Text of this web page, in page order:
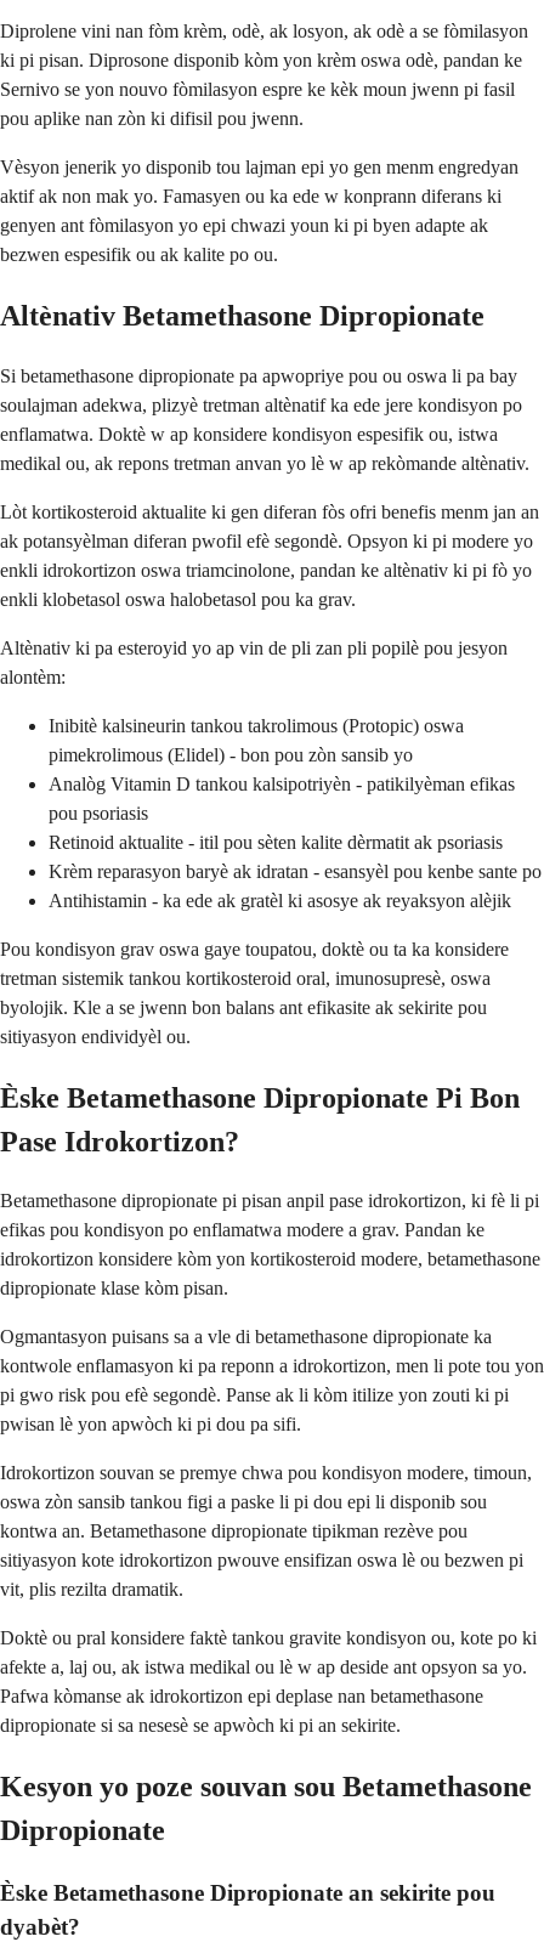
Diprolene vini nan fòm krèm, odè, ak losyon, ak odè a se fòmilasyon
ki pi pisan. Diprosone disponib kòm yon krèm oswa odè, pandan ke
Sernivo se yon nouvo fòmilasyon espre ke kèk moun jwenn pi fasil
pou aplike nan zòn ki difisil pou jwenn.
Vèsyon jenerik yo disponib tou lajman epi yo gen menm engredyan
aktif ak non mak yo. Famasyen ou ka ede w konprann diferans ki
genyen ant fòmilasyon yo epi chwazi youn ki pi byen adapte ak
bezwen espesifik ou ak kalite po ou.
Altènativ Betamethasone Dipropionate
Si betamethasone dipropionate pa apwopriye pou ou oswa li pa bay
soulajman adekwa, plizyè tretman altènatif ka ede jere kondisyon po
enflamatwa. Doktè w ap konsidere kondisyon espesifik ou, istwa
medikal ou, ak repons tretman anvan yo lè w ap rekòmande altènativ.
Lòt kortikosteroid aktualite ki gen diferan fòs ofri benefis menm jan an
ak potansyèlman diferan pwofil efè segondè. Opsyon ki pi modere yo
enkli idrokortizon oswa triamcinolone, pandan ke altènativ ki pi fò yo
enkli klobetasol oswa halobetasol pou ka grav.
Altènativ ki pa esteroyid yo ap vin de pli zan pli popilè pou jesyon
alontèm:
Inibitè kalsineurin tankou takrolimous (Protopic) oswa
pimekrolimous (Elidel) - bon pou zòn sansib yo
Analòg Vitamin D tankou kalsipotriyèn - patikilyèman efikas
pou psoriasis
Retinoid aktualite - itil pou sèten kalite dèrmatit ak psoriasis
Krèm reparasyon baryè ak idratan - esansyèl pou kenbe sante po
Antihistamin - ka ede ak gratèl ki asosye ak reyaksyon alèjik
Pou kondisyon grav oswa gaye toupatou, doktè ou ta ka konsidere
tretman sistemik tankou kortikosteroid oral, imunosupresè, oswa
byolojik. Kle a se jwenn bon balans ant efikasite ak sekirite pou
sitiyasyon endividyèl ou.
Èske Betamethasone Dipropionate Pi Bon
Pase Idrokortizon?
Betamethasone dipropionate pi pisan anpil pase idrokortizon, ki fè li pi
efikas pou kondisyon po enflamatwa modere a grav. Pandan ke
idrokortizon konsidere kòm yon kortikosteroid modere, betamethasone
dipropionate klase kòm pisan.
Ogmantasyon puisans sa a vle di betamethasone dipropionate ka
kontwole enflamasyon ki pa reponn a idrokortizon, men li pote tou yon
pi gwo risk pou efè segondè. Panse ak li kòm itilize yon zouti ki pi
pwisan lè yon apwòch ki pi dou pa sifi.
Idrokortizon souvan se premye chwa pou kondisyon modere, timoun,
oswa zòn sansib tankou figi a paske li pi dou epi li disponib sou
kontwa an. Betamethasone dipropionate tipikman rezève pou
sitiyasyon kote idrokortizon pwouve ensifizan oswa lè ou bezwen pi
vit, plis rezilta dramatik.
Doktè ou pral konsidere faktè tankou gravite kondisyon ou, kote po ki
afekte a, laj ou, ak istwa medikal ou lè w ap deside ant opsyon sa yo.
Pafwa kòmanse ak idrokortizon epi deplase nan betamethasone
dipropionate si sa nesesè se apwòch ki pi an sekirite.
Kesyon yo poze souvan sou Betamethasone
Dipropionate
Èske Betamethasone Dipropionate an sekirite pou
dyabèt?